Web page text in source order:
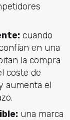
cuando
en una
la compra
coste de
aumenta el
una marca